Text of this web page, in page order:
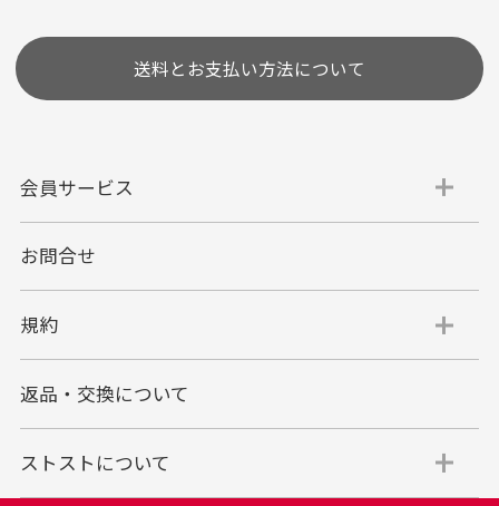
代金引換
代引手数料一律400円
す。
代金引換でのお支払い方法は現金のみとなりま
す。
商品代金＋送料(全国一律800円)＋代引手数料(一
送料とお支払い方法について
会員サービス
お問合せ
規約
返品・交換について
ストストについて